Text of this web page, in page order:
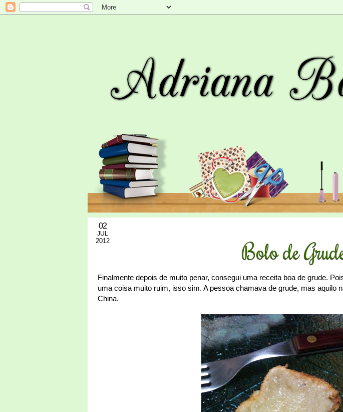
02
JUL
2012 Bolo de
Finalmente depois de muito penar, consegui uma receita boa de grude.
uma coisa muito ruim, isso sim. A pessoa chamava de grude, mas aquilo
China.